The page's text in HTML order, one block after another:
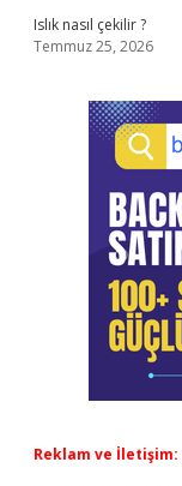
Islık nasıl çekilir ?
Temmuz 25, 2026
Reklam ve İletişim: